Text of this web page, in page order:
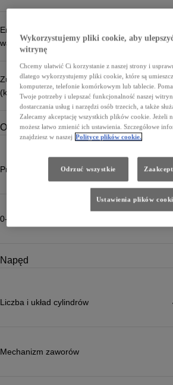
Emisja CO₂ (cykl mieszany,
wartość średnia) (g/km)
Zużycie energii - Max
(kWh/100km)
Osiągi
Prędkość maksymalna (km/h)
0-100 km/h (sek)
Napęd
Liczba i układ cylindrów
Mechanizm zaworów
Wykorzystujemy pliki cookie, aby
witrynę
Chcemy ułatwić Ci korzystanie z naszej strony i
dlatego wykorzystujemy pliki cookie, które są
komputerze, telefonie komórkowym lub tablecie.
Twoje potrzeby i ulepszać funkcjonalność naszej
dostarczania usług i narzędzi osób trzecich, a także
Zalecamy akceptację wszystkich plików cookie. Jeżeli
możesz łatwo zmienić ich ustawienia. Szczegółowe
znajdziesz w naszej Polityce plików cookie.
Odrzuć wszystkie
Ustawienia plików